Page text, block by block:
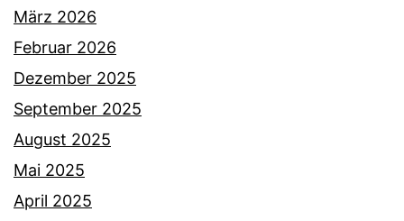
März 2026
Februar 2026
Dezember 2025
September 2025
August 2025
Mai 2025
April 2025